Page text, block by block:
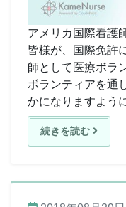
アメリカ国際看護
皆様が、国際免許
師として医療ボラ
ボランティアを通
かになりますよう
続きを読む